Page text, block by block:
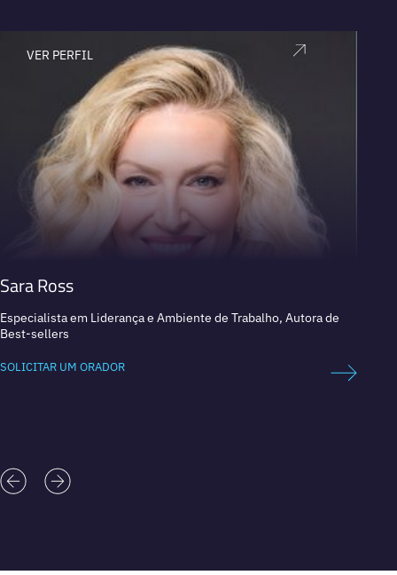
VER PERFIL
Sara Ross
Especialista em Liderança e Ambiente de Trabalho, Autora de
Best-sellers
SOLICITAR UM ORADOR